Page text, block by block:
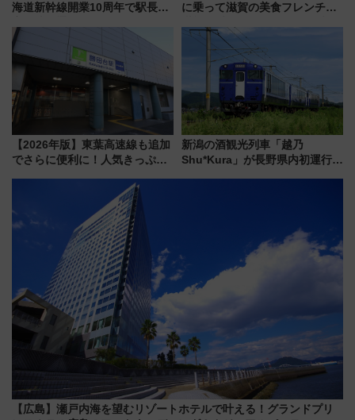
海道新幹線開業10周年で駅長
ト 参加方法や体験内容を紹介
に乗って滋賀の美食フレンチを
「52席の至福」で味わう近江牛
や伝統文化の特別コラボ
【2026年版】東葉高速線も追加
でさらに便利に！人気きっぷ
今年も発売 秋・早春に千葉県を
巡るなら使い勝手・コスパ抜群
新潟の酒観光列車「越乃
Shu*Kura」が長野県内初運行！
【広島】瀬戸内海を望むリゾートホテルで叶える！グランドプリ